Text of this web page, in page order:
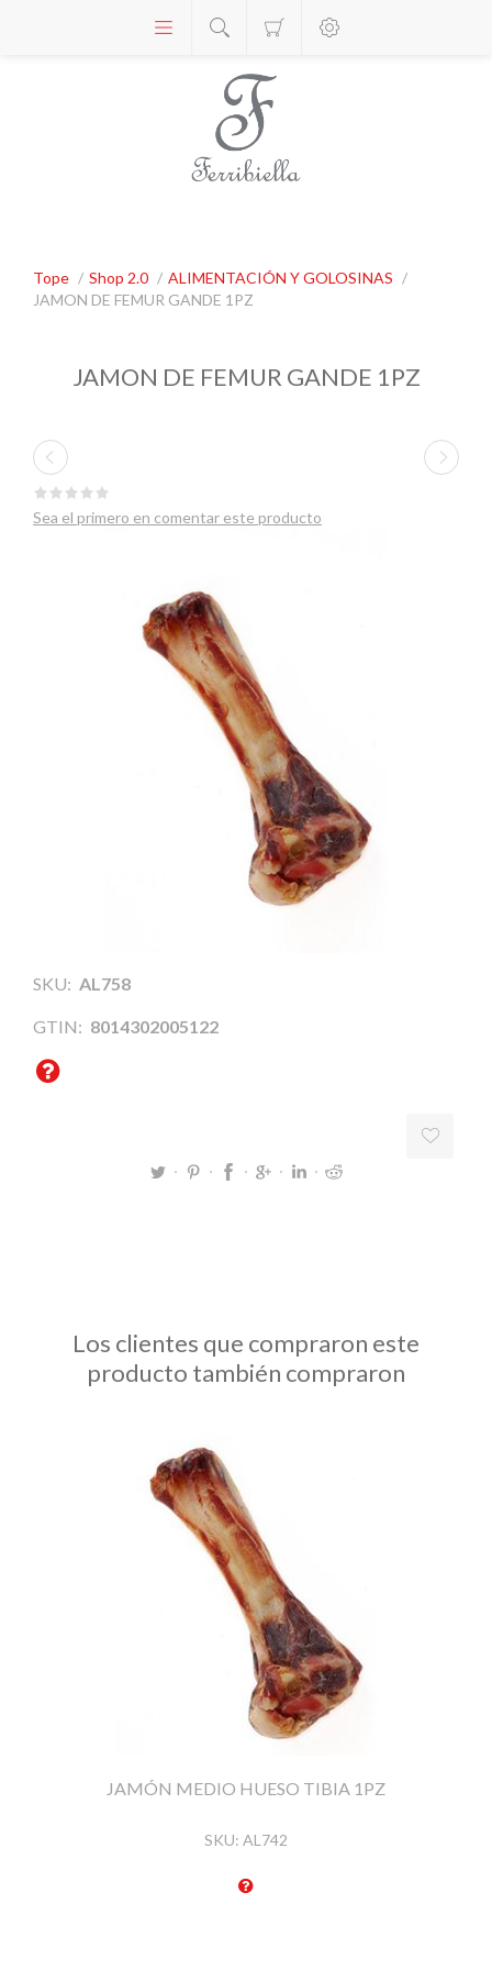
Tope / Shop 2.0 / ALIMENTACIÓN Y GOLOSINAS /
JAMON DE FEMUR GANDE 1PZ
JAMON DE FEMUR GANDE 1PZ
Sea el primero en comentar este producto
SKU: AL758
GTIN: 8014302005122
Los clientes que compraron este
producto también compraron
JAMÓN MEDIO HUESO TIBIA 1PZ
SKU: AL742